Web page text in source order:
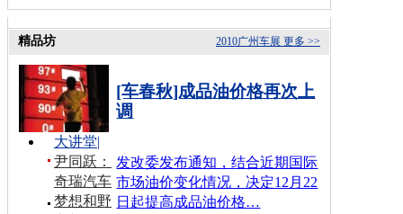
更多 >>
2010广州车展
精品坊
[车春秋]成品油价格再次上
调
发改委发布通知，结合近期国际
市场油价变化情况，决定12月22
日起提高成品油价格…
大讲堂|
尹同跃：
奇瑞汽车
梦想和野